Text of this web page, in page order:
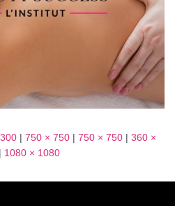
| 750 × 750 | 750 × 750 | 360 ×
| 1080 × 1080